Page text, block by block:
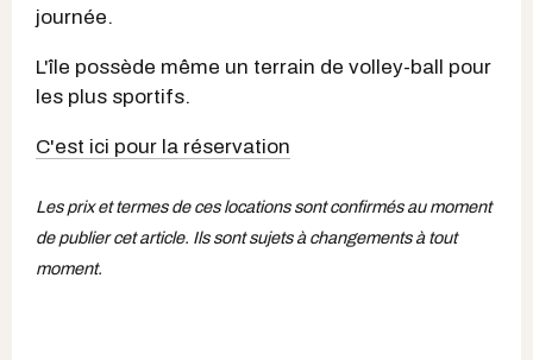
journée.
L'île possède même un terrain de volley-ball pour
les plus sportifs.
C'est ici pour la réservation
Les prix et termes de ces locations sont confirmés au moment
de publier cet article. Ils sont sujets à changements à tout
moment.